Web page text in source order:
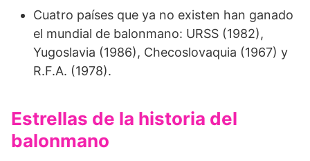
Cuatro países que ya no existen han ganado
el mundial de balonmano: URSS (1982),
Yugoslavia (1986), Checoslovaquia (1967) y
R.F.A. (1978).
Estrellas de la historia del
balonmano